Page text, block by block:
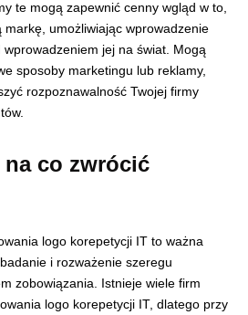
te mogą zapewnić cenny wgląd w to,
markę, umożliwiając wprowadzenie
jej na świat. Mogą
sposoby marketingu lub reklamy,
rozpoznawalność Twojej firmy
co zwrócić
logo korepetycji IT to ważna
i rozważenie szeregu
zobowiązania. Istnieje wiele firm
logo korepetycji IT, dlatego przy